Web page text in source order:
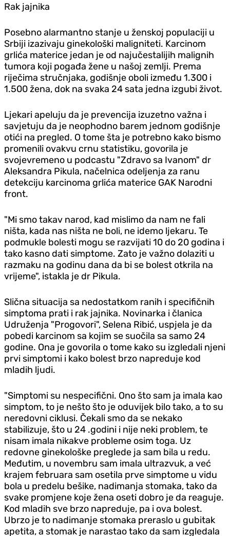
Rak jajnika
Posebno alarmantno stanje u ženskoj populaciji u
Srbiji izazivaju ginekološki maligniteti. Karcinom
grlića materice jedan je od najučestalijih malignih
tumora koji pogađa žene u našoj zemlji. Prema
riječima stručnjaka, godišnje oboli između 1.300 i
1.500 žena, dok na svaka 24 sata jedna izgubi život.
Ljekari apeluju da je prevencija izuzetno važna i
savjetuju da je neophodno barem jednom godišnje
otići na pregled. O tome šta je potrebno kako bismo
promenili ovakvu crnu statistiku, govorila je
svojevremeno u podcastu "Zdravo sa Ivanom" dr
Aleksandra Pikula, načelnica odeljenja za ranu
detekciju karcinoma grlića materice GAK Narodni
front.
"Mi smo takav narod, kad mislimo da nam ne fali
ništa, kada nas ništa ne boli, ne idemo ljekaru. Te
podmukle bolesti mogu se razvijati 10 do 20 godina i
tako kasno dati simptome. Zato je važno dolaziti u
razmaku na godinu dana da bi se bolest otkrila na
vrijeme", istakla je dr Pikula.
Slična situacija sa nedostatkom ranih i specifičnih
simptoma prati i rak jajnika. Novinarka i članica
Udruženja "Progovori", Selena Ribić, uspjela je da
pobedi karcinom sa kojim se suočila sa samo 24
godine. Ona je govorila o tome kako su izgledali njeni
prvi simptomi i kako bolest brzo napreduje kod
mladih ljudi.
"Simptomi su nespecifični. Ono što sam ja imala kao
simptom, to je nešto što je oduvijek bilo tako, a to su
neredovni ciklusi. Čekali smo da se nekako
stabilizuje, što u 24 .godini i nije neki problem, te
nisam imala nikakve probleme osim toga. Uz
redovne ginekološke preglede ja sam bila u redu.
Međutim, u novembru sam imala ultrazvuk, a već
krajem februara sam osetila prve simptome u vidu
bola u predelu bešike, nadimanja stomaka, tako da
svake promjene koje žena oseti dobro je da reaguje.
Kod mladih sve brzo napreduje, pa i ova bolest.
Ubrzo je to nadimanje stomaka preraslo u gubitak
apetita, a stomak je narastao tako da sam izgledala